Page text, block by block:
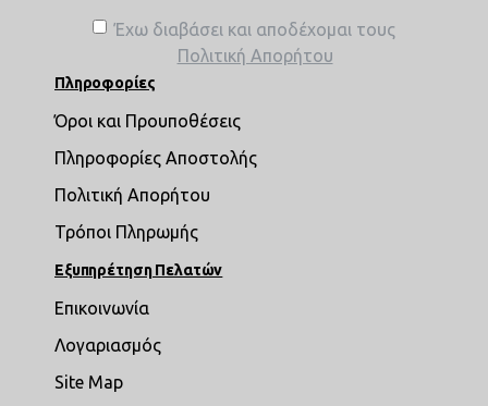
Έχω διαβάσει και αποδέχομαι τους
Πολιτική Απορήτου
Πληροφορίες
Όροι και Προυποθέσεις
Πληροφορίες Αποστολής
Πολιτική Απορήτου
Τρόποι Πληρωμής
Εξυπηρέτηση Πελατών
Επικοινωνία
Λογαριασμός
Site Map